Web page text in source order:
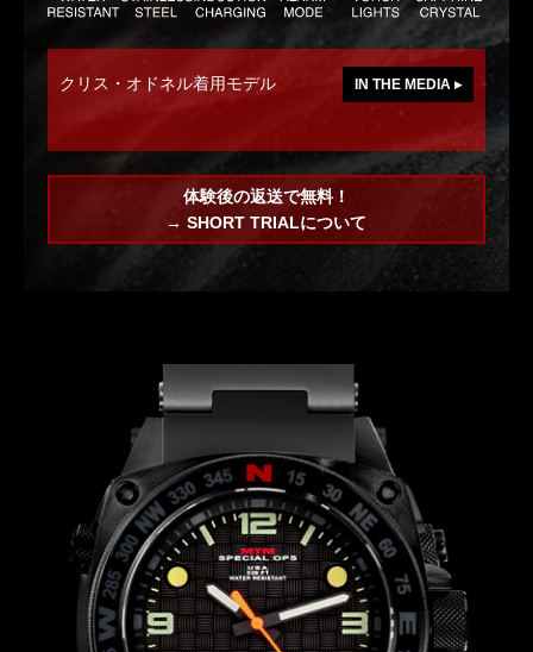
クリス・オドネル着用モデル IN THE MEDIA ▸
体験後の返送で無料！
→ SHORT TRIALについて